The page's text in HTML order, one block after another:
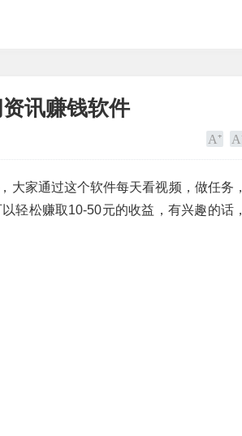
讯赚钱软件
大家通过这个软件每天看视频，做任务，
轻松赚取10-50元的收益，有兴趣的话，